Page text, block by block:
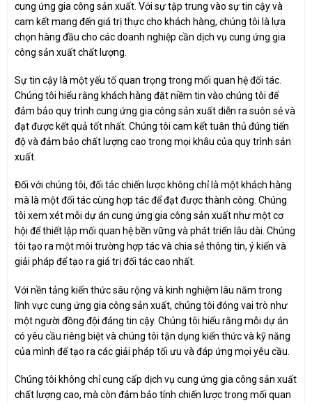
cung ứng gia công sản xuất. Với sự tập trung vào sự tin cậy và
cam kết mang đến giá trị thực cho khách hàng, chúng tôi là lựa
chọn hàng đầu cho các doanh nghiệp cần dịch vụ cung ứng gia
công sản xuất chất lượng.
Sự tin cậy là một yếu tố quan trọng trong mối quan hệ đối tác.
Chúng tôi hiểu rằng khách hàng đặt niềm tin vào chúng tôi để
đảm bảo quy trình cung ứng gia công sản xuất diễn ra suôn sẻ và
đạt được kết quả tốt nhất. Chúng tôi cam kết tuân thủ đúng tiến
độ và đảm bảo chất lượng cao trong mọi khâu của quy trình sản
xuất.
Đối với chúng tôi, đối tác chiến lược không chỉ là một khách hàng
mà là một đối tác cùng hợp tác để đạt được thành công. Chúng
tôi xem xét mỗi dự án cung ứng gia công sản xuất như một cơ
hội để thiết lập mối quan hệ bền vững và phát triển lâu dài. Chúng
tôi tạo ra một môi trường hợp tác và chia sẻ thông tin, ý kiến và
giải pháp để tạo ra giá trị đối tác cao nhất.
Với nền tảng kiến thức sâu rộng và kinh nghiệm lâu năm trong
lĩnh vực cung ứng gia công sản xuất, chúng tôi đóng vai trò như
một người đồng đội đáng tin cậy. Chúng tôi hiểu rằng mỗi dự án
có yêu cầu riêng biệt và chúng tôi tận dụng kiến thức và kỹ năng
của mình để tạo ra các giải pháp tối ưu và đáp ứng mọi yêu cầu.
Chúng tôi không chỉ cung cấp dịch vụ cung ứng gia công sản xuất
chất lượng cao, mà còn đảm bảo tính chiến lược trong mối quan